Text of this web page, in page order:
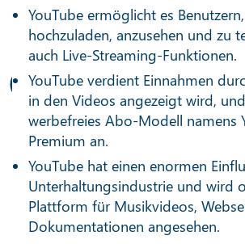
YouTube ermöglicht es
hochzuladen, anzusehen und zu
auch Live-Streaming-Funktionen.
YouTube verdient Einnahmen
in den Videos angezeigt wird,
werbefreies Abo-Modell namens
Premium an.
YouTube hat einen enormen
Unterhaltungsindustrie und wird
Plattform für Musikvideos,
Dokumentationen angesehen.